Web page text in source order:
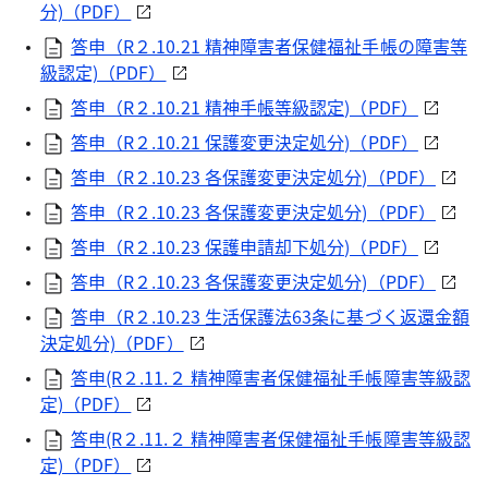
分)（PDF）
答申（R２.10.21 精神障害者保健福祉手帳の障害等
級認定)（PDF）
答申（R２.10.21 精神手帳等級認定)（PDF）
答申（R２.10.21 保護変更決定処分)（PDF）
答申（R２.10.23 各保護変更決定処分)（PDF）
答申（R２.10.23 各保護変更決定処分)（PDF）
答申（R２.10.23 保護申請却下処分)（PDF）
答申（R２.10.23 各保護変更決定処分)（PDF）
答申（R２.10.23 生活保護法63条に基づく返還金額
決定処分)（PDF）
答申(R２.11.２ 精神障害者保健福祉手帳障害等級認
定)（PDF）
答申(R２.11.２ 精神障害者保健福祉手帳障害等級認
定)（PDF）